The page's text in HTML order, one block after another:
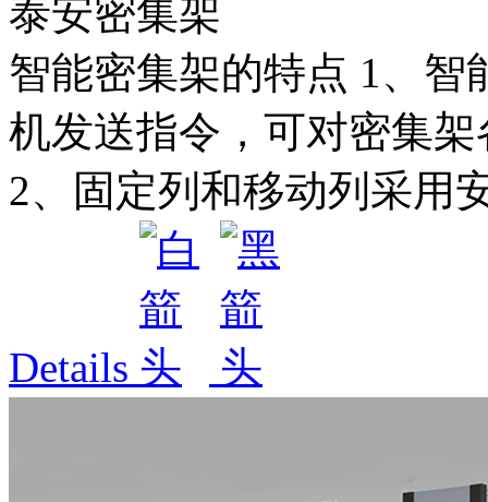
泰安密集架
智能密集架的特点 1、
机发送指令，可对密集
2、固定列和移动列采用
Details